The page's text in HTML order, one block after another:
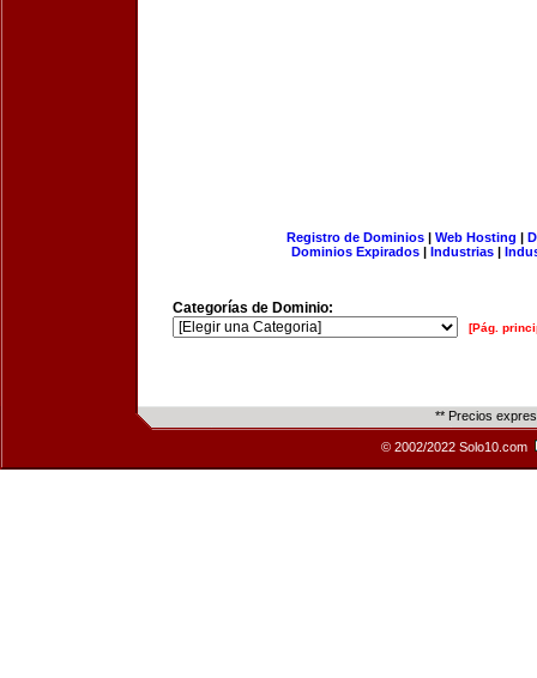
Registro de Dominios| Web Hosting |
Dominios Expirados | Industrias |
Categorías de Dominio:
[Pág.
** Precios
© 2002/2022 Solo10.com